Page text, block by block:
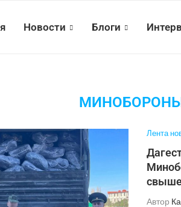
Новости Блоги
Лента
Автор